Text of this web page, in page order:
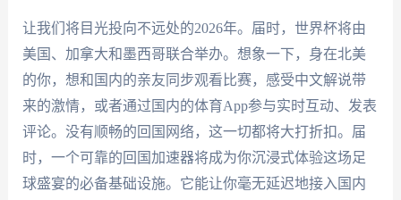
让我们将目光投向不远处的2026年。届时，世界杯将由
美国、加拿大和墨西哥联合举办。想象一下，身在北美
的你，想和国内的亲友同步观看比赛，感受中文解说带
来的激情，或者通过国内的体育App参与实时互动、发表
评论。没有顺畅的回国网络，这一切都将大打折扣。届
时，一个可靠的回国加速器将成为你沉浸式体验这场足
球盛宴的必备基础设施。它能让你毫无延迟地接入国内